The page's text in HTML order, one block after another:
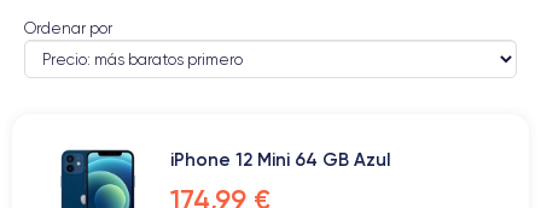
Ordenar por
iPhone 12 Mini 64 GB Azul
174,99 €